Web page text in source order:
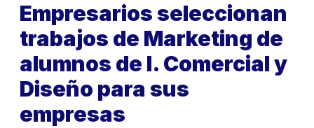
Empresarios seleccionan
trabajos de Marketing de
alumnos de I. Comercial y
Diseño para sus
empresas